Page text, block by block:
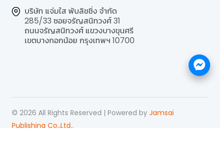
บริษัท แจ่มใส พับลิชชิ่ง จำกัด
285/33 ซอยจรัญสนิทวงศ์ 31
ถนนจรัญสนิทวงศ์ แขวงบางขุนศรี
เขตบางกอกน้อย กรุงเทพฯ 10700
© 2026 All Rights Reserved | Powered by Jamsai
Publishing Co.,Ltd..